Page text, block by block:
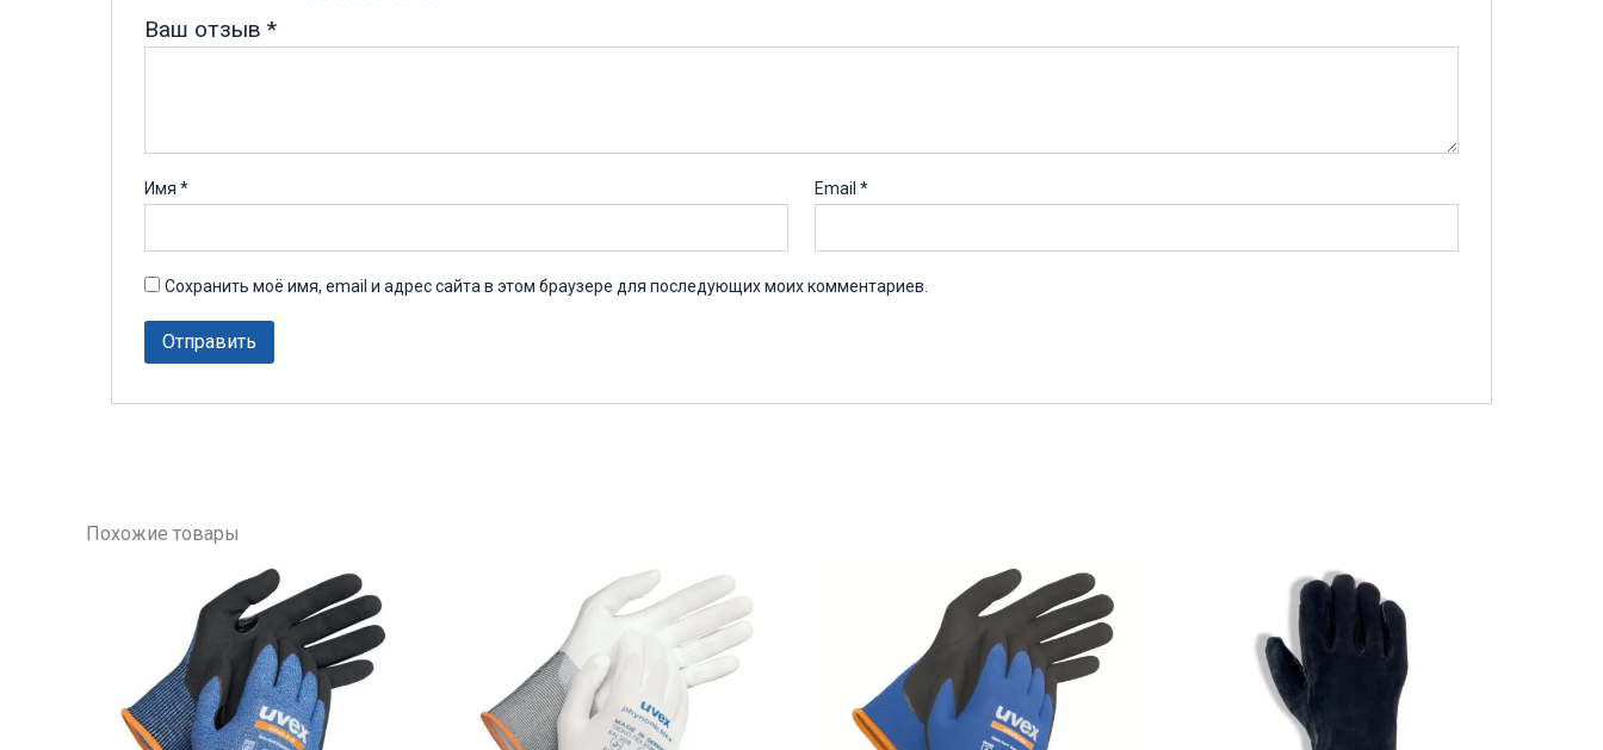
Ваш отзыв *
Имя * Email*
Сохранить моё имя, email и адрес сайта в этом браузере для последующих моих комментариев.
Похожие товары